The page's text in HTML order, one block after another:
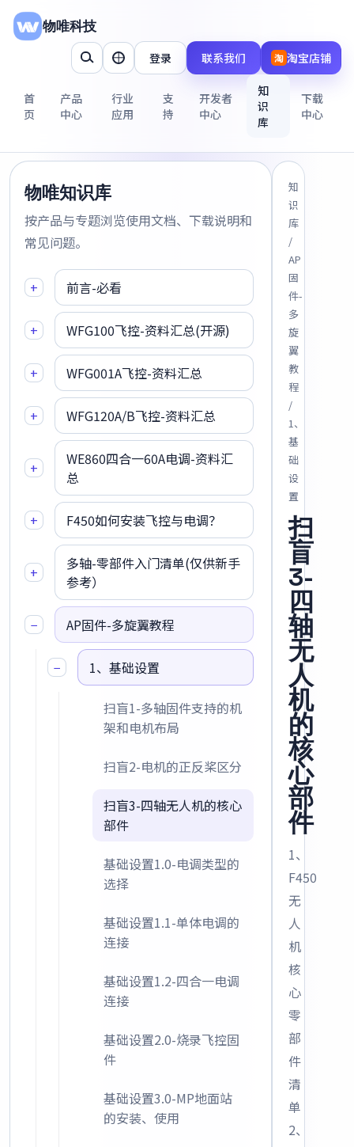
物唯科技
首
页
产品
中心
行业
应用
支
持
开发者
中心
知
识
库
下载
中心
登录 联系我们 淘 淘宝店铺
物唯知识库
按产品与专题浏览使用文档、下载说明和
常见问题。
+ 前言-必看
+ WFG100飞控-资料汇总(开源)
+ WFG001A飞控-资料汇总
+ WFG120A/B飞控-资料汇总
+
WE860四合一60A电调-资料汇
总
+ F450如何安装飞控与电调？
+
多轴-零部件入门清单(仅供新手
参考）
− AP固件-多旋翼教程
− 1、基础设置
扫盲1-多轴固件支持的机
架和电机布局
扫盲2-电机的正反桨区分
扫盲3-四轴无人机的核心
部件
基础设置1.0-电调类型的
选择
基础设置1.1-单体电调的
连接
基础设置1.2-四合一电调
连接
基础设置2.0-烧录飞控固
件
基础设置3.0-MP地面站
的安装、使用
知
识
库
/
AP
固
件-
多
旋
翼
教
程
/
1、
基
础
设
置
扫
盲
3-
四
轴
无
人
机
的
核
心
部
件
1、
F450
无
人
机
核
心
零
部
件
清
单
2、